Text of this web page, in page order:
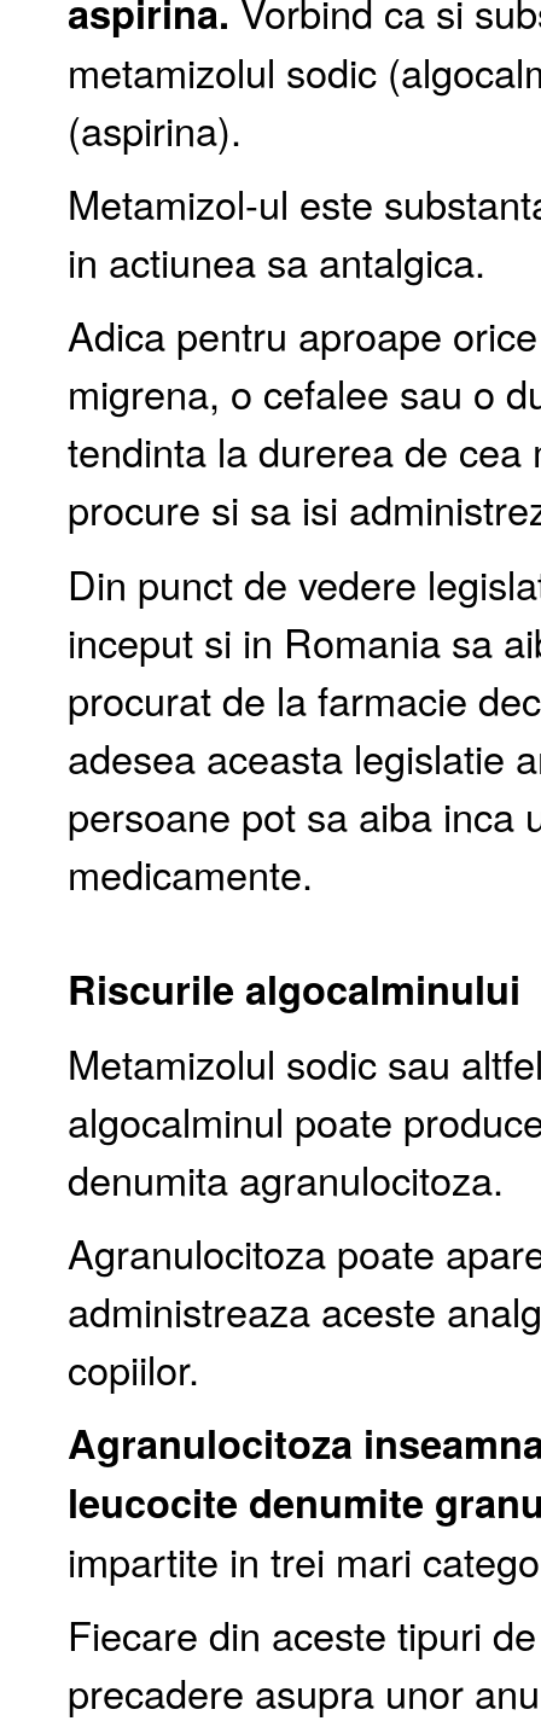
aspirina. Vorbind ca si
metamizolul sodic
(aspirina).
Metamizol-ul este
in actiunea sa antalgica.
Adica pentru aproape
migrena, o cefalee sau o
tendinta la durerea de
procure si sa isi
Din punct de vedere
inceput si in Romania sa
procurat de la farmacie
adesea aceasta legislatie
persoane pot sa aiba inca
medicamente.
Riscurile algocalminului
Metamizolul sodic sau
algocalminul poate
denumita agranulocitoza.
Agranulocitoza poate
administreaza aceste
copiilor.
Agranulocitoza
leucocite denumite
impartite in trei mari
Fiecare din aceste tipuri
precadere asupra unor